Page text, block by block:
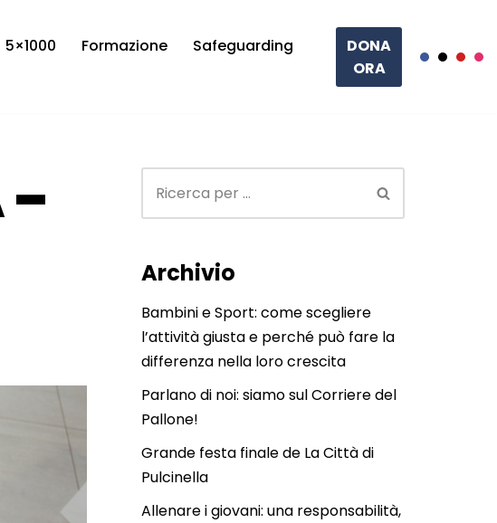
5×1000 Formazione
Safeguarding
DONA
ORA
–
Archivio
Bambini e Sport: come scegliere
l’attività giusta e perché può fare la
differenza nella loro crescita
Parlano di noi: siamo sul Corriere del
Pallone!
Grande festa finale de La Città di
Pulcinella
Allenare i giovani: una responsabilità,